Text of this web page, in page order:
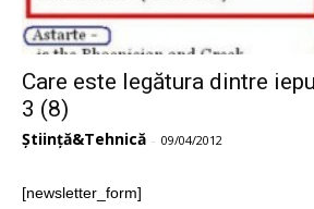
Care este legătura dintre
3 (8)
Știință&Tehnică - 09/04/2012
[newsletter_form]